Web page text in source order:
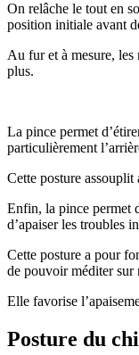
On relâche le tout en
position initiale avant
Au fur et à mesure, les
plus.
La pince permet
particulièrement
Cette posture assouplit
Enfin, la pince permet
d’apaiser les troubles
Cette posture a pour
de pouvoir méditer sur
Elle favorise
Posture du